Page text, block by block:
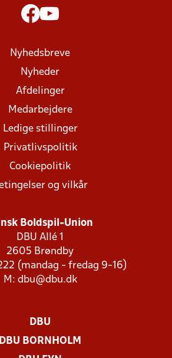
Nyhedsbreve
Nyheder
Afdelinger
Medarbejdere
Ledige stillinger
Privatlivspolitik
Cookiepolitik
og vilkår
Boldspil-Union
DBU Allé 1
2605 Brøndby
(mandag - fredag 9-16)
M: dbu@dbu.dk
DBU
DBU BORNHOLM